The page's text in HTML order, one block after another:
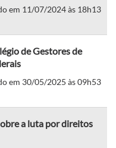
em 11/07/2024 às 18h13
de Gestores de
em 30/05/2025 às 09h53
a luta por direitos